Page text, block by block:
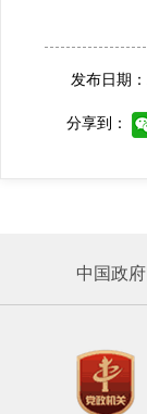
发布日期
分享到：
中国政府